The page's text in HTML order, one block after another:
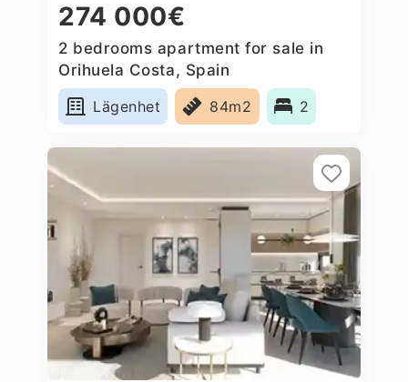
274 000€
2 bedrooms apartment for sale in
Orihuela Costa, Spain
Lägenhet
84m2 2